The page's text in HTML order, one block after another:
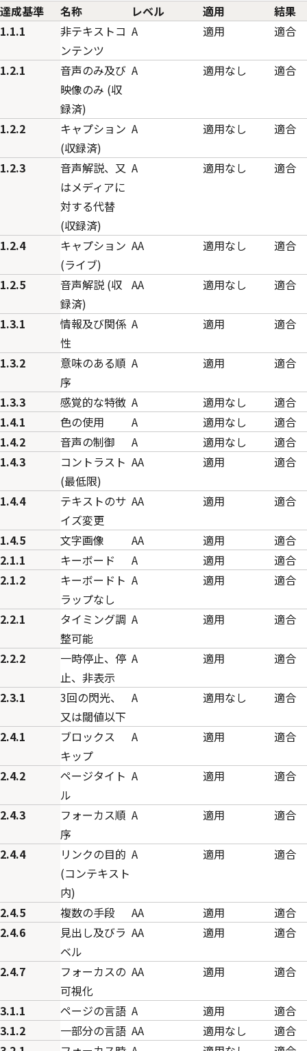
達成基準
名称 レベル 適用
結果
1.1.1
非テキストコ
ンテンツ
A 適用 適合
1.2.1
音声のみ及び
映像のみ (収
録済)
A 適用なし 適合
1.2.2
キャプション
(収録済)
A 適用なし 適合
1.2.3
音声解説、又
はメディアに
対する代替
(収録済)
A 適用なし 適合
1.2.4
キャプション
(ライブ)
AA 適用なし 適合
1.2.5
音声解説 (収
録済)
AA 適用なし 適合
1.3.1
情報及び関係
性
A 適用 適合
1.3.2
意味のある順
序
A 適用 適合
1.3.3 感覚的な特徴 A 適用なし
適合
1.4.1
色の使用 A 適用なし
適合
1.4.2
音声の制御 A 適用なし
適合
1.4.3
コントラスト
(最低限)
AA 適用 適合
1.4.4
テキストのサ
イズ変更
AA 適用 適合
1.4.5 文字画像 AA 適用
適合
2.1.1
キーボード A 適用
適合
2.1.2
キーボードト
ラップなし
A 適用 適合
2.2.1
タイミング調
整可能
A 適用 適合
2.2.2
一時停止、停
止、非表示
A 適用 適合
2.3.1
3回の閃光、
又は閾値以下
A 適用なし 適合
2.4.1
ブロックス
キップ
A 適用 適合
2.4.2
ページタイト
ル
A 適用 適合
2.4.3
フォーカス順
序
A 適用 適合
2.4.4
リンクの目的
(コンテキスト
内)
A 適用 適合
2.4.5 複数の手段 AA 適用
適合
2.4.6
見出し及びラ
ベル
AA 適用 適合
2.4.7
フォーカスの
可視化
AA 適用 適合
3.1.1 ページの言語 A 適用
適合
3.1.2
一部分の言語 AA 適用なし
適合